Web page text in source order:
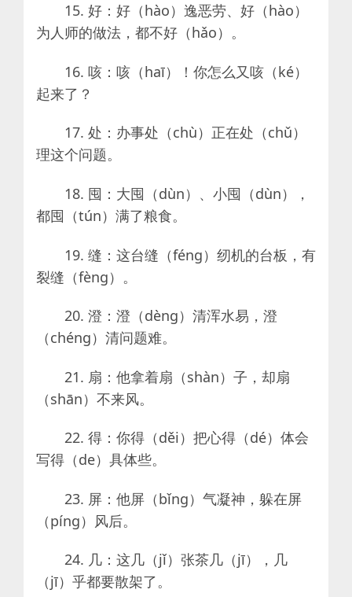
15. 好：好（hào）逸恶劳、好（hào）
为人师的做法，都不好（hǎo）。
16. 咳：咳（haī）！你怎么又咳（ké）
起来了？
17. 处：办事处（chù）正在处（chǔ）
理这个问题。
18. 囤：大囤（dùn）、小囤（dùn），
都囤（tún）满了粮食。
19. 缝：这台缝（féng）纫机的台板，有
裂缝（fèng）。
20. 澄：澄（dèng）清浑水易，澄
（chéng）清问题难。
21. 扇：他拿着扇（shàn）子，却扇
（shān）不来风。
22. 得：你得（děi）把心得（dé）体会
写得（de）具体些。
23. 屏：他屏（bǐng）气凝神，躲在屏
（píng）风后。
24. 几：这几（jǐ）张茶几（jī），几
（jī）乎都要散架了。